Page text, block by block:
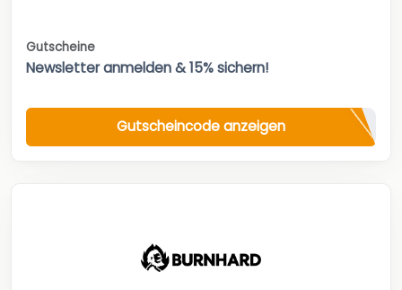
Gutscheine
Newsletter anmelden & 15% sichern!
Gutscheincode anzeigen